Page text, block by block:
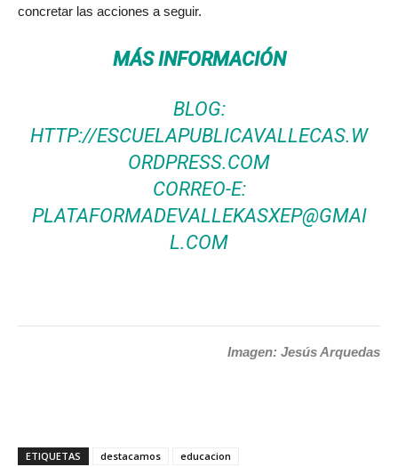
concretar las acciones a seguir.
MÁS INFORMACIÓN
BLOG:
HTTP://ESCUELAPUBLICAVALLECAS.W
ORDPRESS.COM
CORREO-E:
PLATAFORMADEVALLEKASXEP@GMAI
L.COM
Imagen: Jesús Arquedas
ETIQUETAS destacamos
educacion